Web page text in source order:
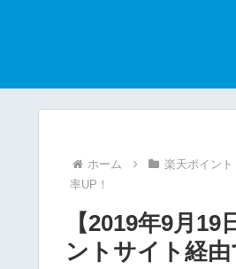
ホーム 楽天ポイント
率UP！
【2019年9月
ントサイト経由